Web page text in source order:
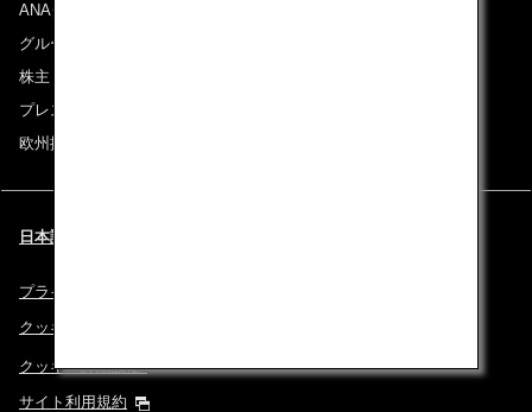
ANAグループについて
グループ企業一覧
株主・投資家情報
プレスリリース
欧州採用情報
日本語 | Spain & Portugal (都市と言語を選択してください)
プライバシーポリシー
クッキーポリシー
クッキー詳細設定
サイト利用規約